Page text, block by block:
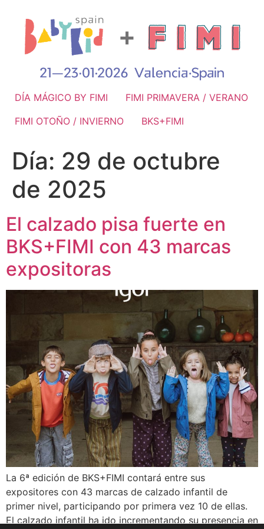
DÍA MÁGICO BY FIMI
FIMI PRIMAVERA / VERANO
FIMI OTOÑO / INVIERNO
BKS+FIMI
Día: 29 de octubre
de 2025
El calzado pisa fuerte en
BKS+FIMI con 43 marcas
expositoras
La 6ª edición de BKS+FIMI contará entre sus
expositores con 43 marcas de calzado infantil de
primer nivel, participando por primera vez 10 de ellas.
El calzado infantil ha ido incrementando su presencia en